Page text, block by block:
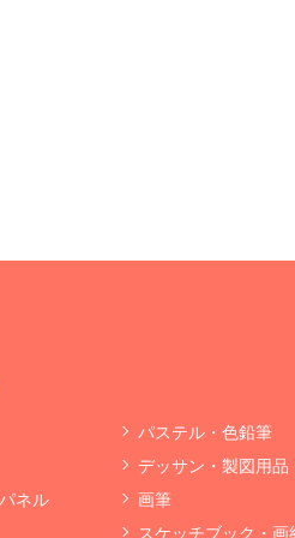
ネル
パステル・色鉛筆
デッサン・製図用品
画筆
スケッチブック・画